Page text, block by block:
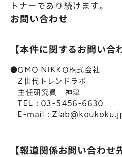
トナーであり続けます。
お問い合わせ
【本件に関するお問い合
●GMO NIKKO株式会社
Z世代トレンドラボ
主任研究員 神津
TEL：03-5456-6630
E-mail：
【報道関係お問い合わせ